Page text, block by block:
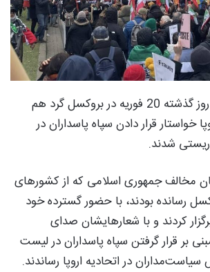
ایرانیان ساکن اروپا روز گذشته 20 فوریه در بروکسل گرد هم
خواستار قرار دادن سپاه پاسداران در
شدند.
مخالف جمهوری اسلامی که از کشورهای
رسانده بودند، با حضور گسترده خود
کردند و با شعارهایشان صدای
بر قرار گرفتن سپاه پاسداران در لیست
در اتحادیه اروپا رساندند.